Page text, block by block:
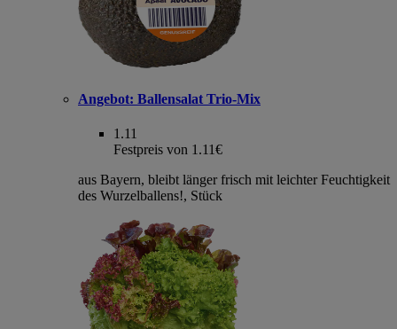
Angebot: Ballensalat Trio-Mix
1.11
Festpreis von 1.11€
aus Bayern, bleibt länger frisch mit leichter Feuchtigkeit
des Wurzelballens!, Stück